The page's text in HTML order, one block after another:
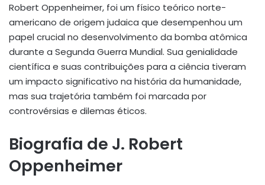
Robert Oppenheimer, foi um físico teórico norte-
americano de origem judaica que desempenhou um
papel crucial no desenvolvimento da bomba atômica
durante a Segunda Guerra Mundial. Sua genialidade
científica e suas contribuições para a ciência tiveram
um impacto significativo na história da humanidade,
mas sua trajetória também foi marcada por
controvérsias e dilemas éticos.
Biografia de J. Robert
Oppenheimer